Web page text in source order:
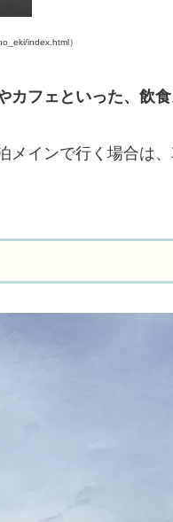
index.html）
フェといった、飲食
インで行く場合は